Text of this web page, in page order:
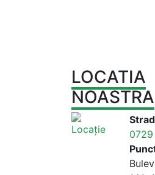
LOCATIA
NOASTRA